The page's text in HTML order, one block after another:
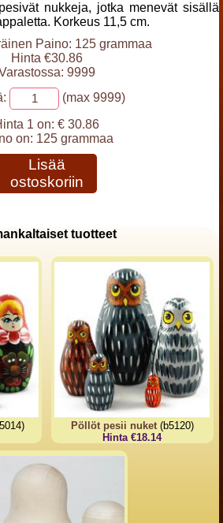
nukkeja, jotka menevät sisällä
Korkeus 11,5 cm.
Paino: 125 grammaa
Hinta €30.86
9999
(max 9999)
1 on: € 30.86
on: 125 grammaa
Lisää
ostoskoriin
tuotteet
Pöllöt pesii nuket(b5120)
Hinta €18.14